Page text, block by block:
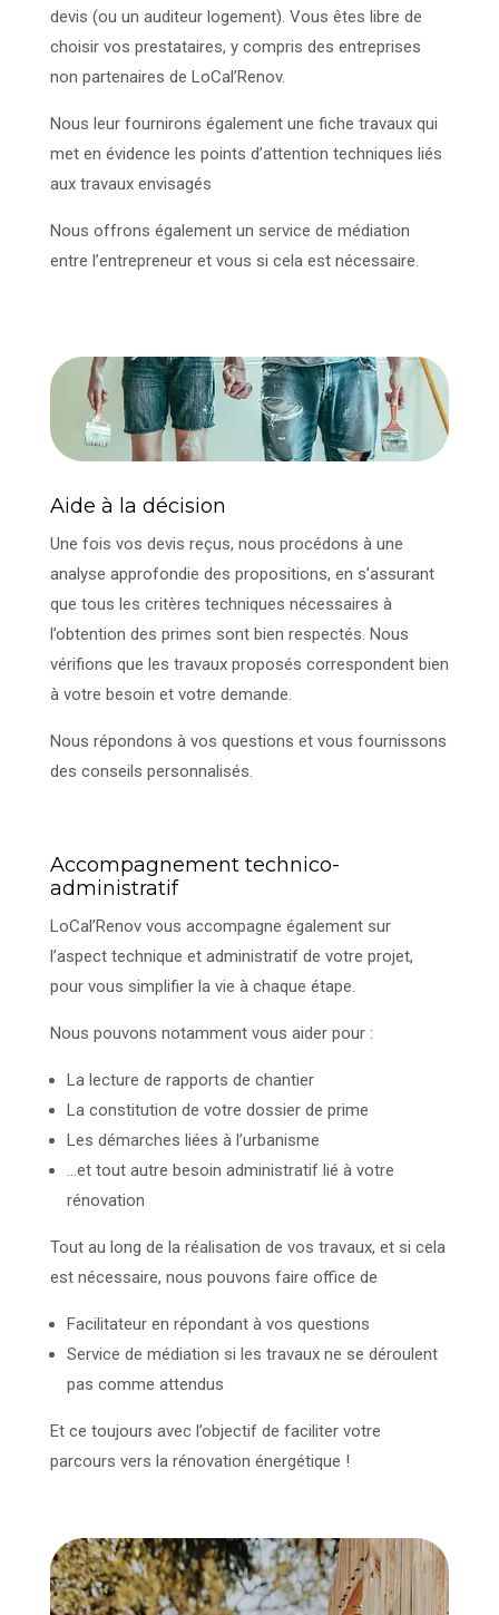
devis (ou un auditeur logement). Vous êtes libre de
choisir vos prestataires, y compris des entreprises
non partenaires de LoCal’Renov.
Nous leur fournirons également une fiche travaux qui
met en évidence les points d’attention techniques liés
aux travaux envisagés
Nous offrons également un service de médiation
entre l’entrepreneur et vous si cela est nécessaire.
Aide à la décision
Une fois vos devis reçus, nous procédons à une
analyse approfondie des propositions, en s’assurant
que tous les critères techniques nécessaires à
l’obtention des primes sont bien respectés. Nous
vérifions que les travaux proposés correspondent bien
à votre besoin et votre demande.
Nous répondons à vos questions et vous fournissons
des conseils personnalisés.
Accompagnement technico-
administratif
LoCal’Renov vous accompagne également sur
l’aspect technique et administratif de votre projet,
pour vous simplifier la vie à chaque étape.
Nous pouvons notamment vous aider pour :
La lecture de rapports de chantier
La constitution de votre dossier de prime
Les démarches liées à l’urbanisme
…et tout autre besoin administratif lié à votre
rénovation
Tout au long de la réalisation de vos travaux, et si cela
est nécessaire, nous pouvons faire office de
Facilitateur en répondant à vos questions
Service de médiation si les travaux ne se déroulent
pas comme attendus
Et ce toujours avec l’objectif de faciliter votre
parcours vers la rénovation énergétique !